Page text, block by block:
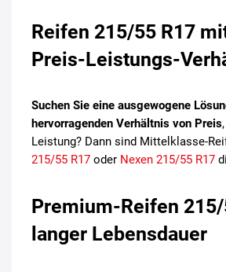
Reifen 215/55 R17
Preis-Leistungs-
Suchen Sie eine ausgewogene
hervorragenden Verhältnis von Preis
Leistung? Dann sind Mittelklasse-
215/55 R17 oder Nexen 215/55 R17
Premium-Reifen
langer Lebensdauer